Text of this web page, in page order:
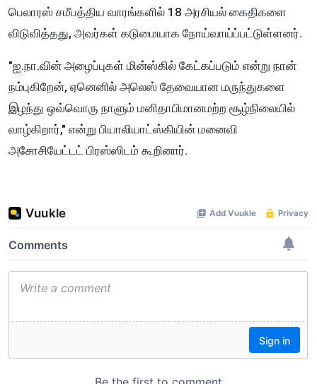
பெலாரஸ் சமீபத்திய வாரங்களில் 18 அரசியல் கைதிகளை
விடுவித்தது, அவர்கள் கடுமையாக நோய்வாய்ப்பட்டுள்ளனர்.
"ஐ.நா.வின் அழைப்புகள் மின்ஸ்கில் கேட்கப்படும் என்று நான்
நம்புகிறேன், ஏனெனில் அலெஸ் தேவையான மருந்துகளை
இழந்து ஒவ்வொரு நாளும் மனிதாபிமானமற்ற சூழ்நிலையில்
வாழ்கிறார்," என்று பியாலியாட்ஸ்கியின் மனைவி
அசோசியேட்டட் பிரஸ்ஸிடம் கூறினார்.